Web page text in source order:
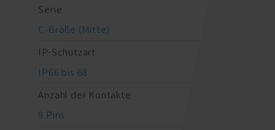
Serie
C-Größe (Mitte)
IP-Schutzart
IP66 bis 68
Anzahl der Kontakte
9 Pins